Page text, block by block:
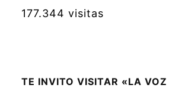
177.344 visitas
TE INVITO VISITAR «LA VOZ